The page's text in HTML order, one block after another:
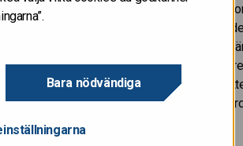
Bara nödvändiga
spridas i eller till Förenta staterna.
värdepapper i Förenta staterna. Dessa
värdepapperslag av år 1933 (inklusive
säljas i Förenta staterna om de inte har
Förenta staternas värdepapperslag.
anbudet i Förenta staterna eller bjuda ut